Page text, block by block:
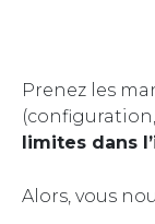
Prenez les
limites dans
Alors, vous